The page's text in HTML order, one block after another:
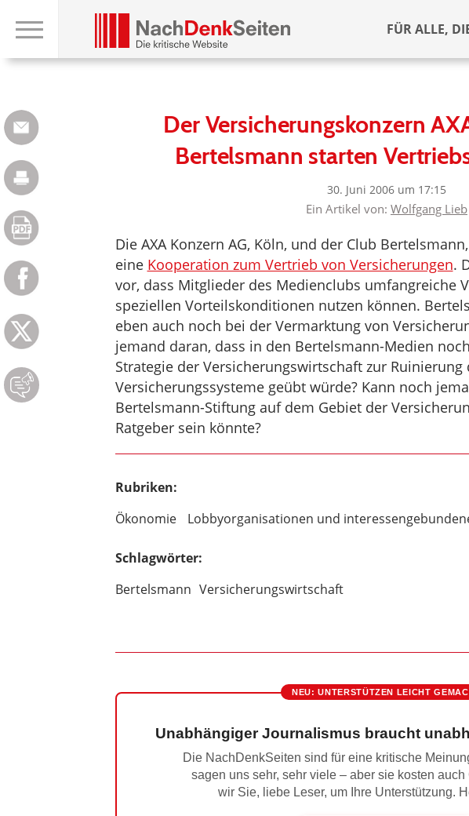
FÜR ALLE,
Der Versicherungskonzern
Bertelsmann starten
30. Juni 2006 um 17:15
Ein Artikel von: Wolfgang Lieb
Die AXA Konzern AG, Köln, und der Club
eine Kooperation zum Vertrieb von Versicherungen.
vor, dass Mitglieder des Medienclubs umfangreiche
speziellen Vorteilskonditionen nutzen können.
eben auch noch bei der Vermarktung von
jemand daran, dass in den Bertelsmann-Medien
Strategie der Versicherungswirtschaft zur Ruinierung
Versicherungssysteme geübt würde? Kann noch
Bertelsmann-Stiftung auf dem Gebiet der
Ratgeber sein könnte?
Rubriken:
Ökonomie
Lobbyorganisationen und
Schlagwörter:
Bertelsmann Versicherungswirtschaft
NEU: UNTERSTÜTZEN LEICHT
Unabhängiger Journalismus braucht
Die NachDenkSeiten sind für eine kritische
sagen uns sehr, sehr viele – aber sie kosten
wir Sie, liebe Leser, um Ihre Unterstützung.